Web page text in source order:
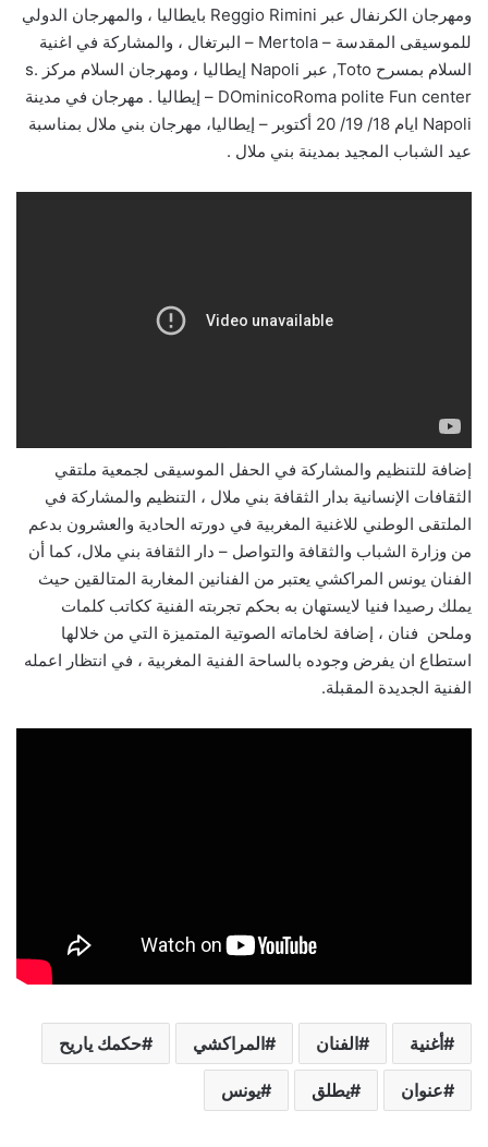
ومهرجان الكرنفال عبر Reggio Rimini بايطاليا ، والمهرجان الدولي
للموسيقى المقدسة – Mertola – البرتغال ، والمشاركة في اغنية
السلام بمسرح Toto, عبر Napoli إيطاليا ، ومهرجان السلام مركز s.
DOminicoRoma polite Fun center – إيطاليا . مهرجان في مدينة
Napoli ايام 18/ 19/ 20 أكتوبر – إيطاليا، مهرجان بني ملال بمناسبة
عيد الشباب المجيد بمدينة بني ملال .
إضافة للتنظيم والمشاركة في الحفل الموسيقى لجمعية ملتقي
الثقافات الإنسانية بدار الثقافة بني ملال ، التنظيم والمشاركة في
الملتقى الوطني للاغنية المغربية في دورته الحادية والعشرون بدعم
من وزارة الشباب والثقافة والتواصل – دار الثقافة بني ملال، كما أن
الفنان يونس المراكشي يعتبر من الفنانين المغاربة المتالقين حيث
يملك رصيدا فنيا لايستهان به بحكم تجربته الفنية ككاتب كلمات
وملحن فنان ، إضافة لخاماته الصوتية المتميزة التي من خلالها
استطاع ان يفرض وجوده بالساحة الفنية المغربية ، في انتظار اعمله
الفنية الجديدة المقبلة.
أغنية الفنان المراكشي حكمك ياريح
عنوان يطلق يونس